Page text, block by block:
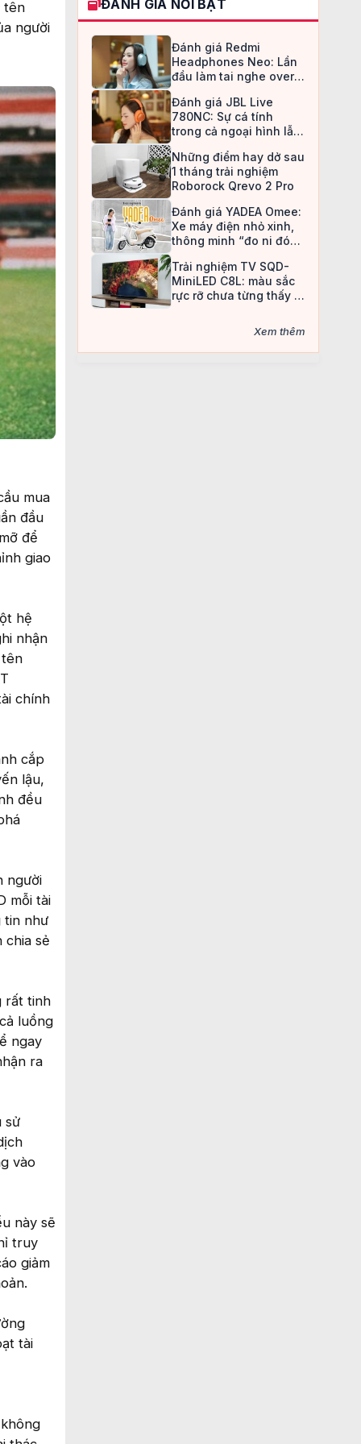
tên
người
mua
đầu
để
giao
hệ
nhận
chính
cắp
lậu,
đều
người
mỗi tài
tin như
chia sẻ
rất tinh
luồng
ngay
ra
sử
vào
này sẽ
truy
giảm
tài
ĐÁNH GIÁ NỔI BẬT
Đánh giá Redmi
Headphones Neo: Lần
đầu làm tai nghe over-
an toàn
Đánh giá JBL Live
780NC: Sự cá tính
trong cả ngoại hình lẫn
Những điểm hay dở sau
1 tháng trải nghiệm
Roborock Qrevo 2 Pro
Đánh giá YADEA Omee:
Xe máy điện nhỏ xinh,
thông minh “đo ni đóng
Trải nghiệm TV SQD-
MiniLED C8L: màu sắc
rực rỡ chưa từng thấy ở
Xem thêm